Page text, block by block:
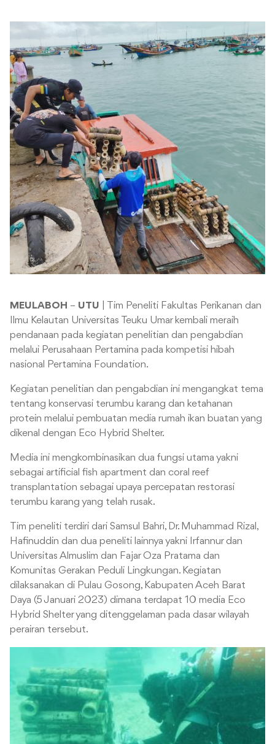
MEULABOH – UTU | Tim Peneliti Fakultas Perikanan dan
Ilmu Kelautan Universitas Teuku Umar kembali meraih
pendanaan pada kegiatan penelitian dan pengabdian
melalui Perusahaan Pertamina pada kompetisi hibah
nasional Pertamina Foundation.
Kegiatan penelitian dan pengabdian ini mengangkat tema
tentang konservasi terumbu karang dan ketahanan
protein melalui pembuatan media rumah ikan buatan yang
dikenal dengan Eco Hybrid Shelter.
Media ini mengkombinasikan dua fungsi utama yakni
sebagai artificial fish apartment dan coral reef
transplantation sebagai upaya percepatan restorasi
terumbu karang yang telah rusak.
Tim peneliti terdiri dari Samsul Bahri, Dr. Muhammad Rizal,
Hafinuddin dan dua peneliti lainnya yakni Irfannur dan
Universitas Almuslim dan Fajar Oza Pratama dan
Komunitas Gerakan Peduli Lingkungan. Kegiatan
dilaksanakan di Pulau Gosong, Kabupaten Aceh Barat
Daya (5 Januari 2023) dimana terdapat 10 media Eco
Hybrid Shelter yang ditenggelaman pada dasar wilayah
perairan tersebut.